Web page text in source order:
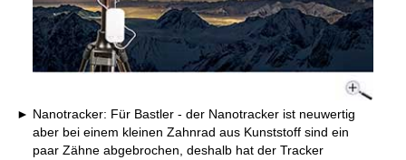
Nanotracker: Für Bastler - der Nanotracker ist neuwertig
aber bei einem kleinen Zahnrad aus Kunststoff sind ein
paar Zähne abgebrochen, deshalb hat der Tracker